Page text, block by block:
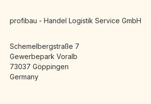
profibau - Handel Logistik Service GmbH
Schemelbergstraße 7
Gewerbepark Voralb
73037 Göppingen
Germany